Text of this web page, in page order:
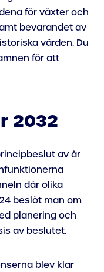
för växter och
bevarandet av
värden. Du
för att
2032
av år
där olika
beslöt man om
planering och
av beslutet.
blev klar